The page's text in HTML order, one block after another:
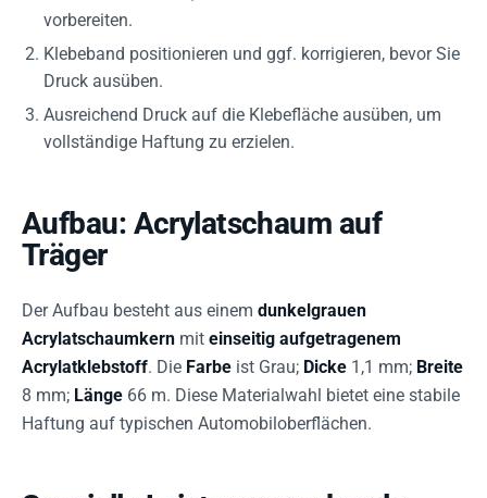
vorbereiten.
Klebeband positionieren und ggf. korrigieren, bevor Sie
Druck ausüben.
Ausreichend Druck auf die Klebefläche ausüben, um
vollständige Haftung zu erzielen.
Aufbau: Acrylatschaum auf
Träger
Der Aufbau besteht aus einem dunkelgrauen
Acrylatschaumkern mit einseitig aufgetragenem
Acrylatklebstoff. Die Farbe ist Grau; Dicke 1,1 mm; Breite
8 mm; Länge 66 m. Diese Materialwahl bietet eine stabile
Haftung auf typischen Automobiloberflächen.